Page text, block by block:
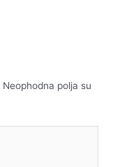
Neophodna polja su